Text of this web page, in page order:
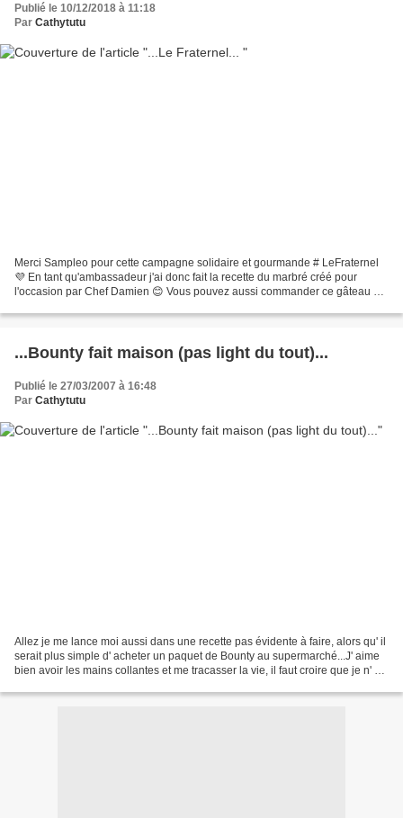
Publié le 10/12/2018 à 11:18
Par Cathytutu
Merci Sampleo pour cette campagne solidaire et gourmande # LeFraternel
💜 En tant qu'ambassadeur j'ai donc fait la recette du marbré créé pour
l'occasion par Chef Damien 😊 Vous pouvez aussi commander ce gâteau sur
...Bounty fait maison (pas light du tout)...
Publié le 27/03/2007 à 16:48
Par Cathytutu
Allez je me lance moi aussi dans une recette pas évidente à faire, alors qu' il
serait plus simple d' acheter un paquet de Bounty au supermarché...J' aime
bien avoir les mains collantes et me tracasser la vie, il faut croire que je n' ai